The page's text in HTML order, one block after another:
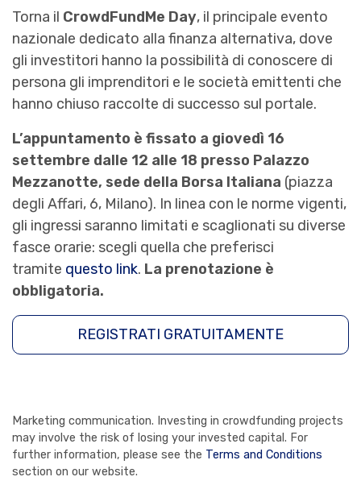
Torna il CrowdFundMe Day, il principale evento
nazionale dedicato alla finanza alternativa, dove
gli investitori hanno la possibilità di conoscere di
persona gli imprenditori e le società emittenti che
hanno chiuso raccolte di successo sul portale.
L’appuntamento è fissato a giovedì 16
settembre dalle 12 alle 18 presso Palazzo
Mezzanotte, sede della Borsa Italiana (piazza
degli Affari, 6, Milano). In linea con le norme vigenti,
gli ingressi saranno limitati e scaglionati su diverse
fasce orarie: scegli quella che preferisci
tramite questo link. La prenotazione è
obbligatoria.
REGISTRATI GRATUITAMENTE
Marketing communication. Investing in crowdfunding projects
may involve the risk of losing your invested capital. For
further information, please see the Terms and Conditions
section on our website.